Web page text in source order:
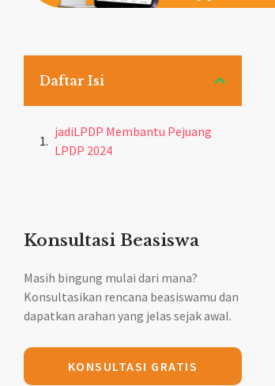
Daftar Isi
jadiLPDP Membantu Pejuang
LPDP 2024
Konsultasi Beasiswa
Masih bingung mulai dari mana?
Konsultasikan rencana beasiswamu dan
dapatkan arahan yang jelas sejak awal.
KONSULTASI GRATIS